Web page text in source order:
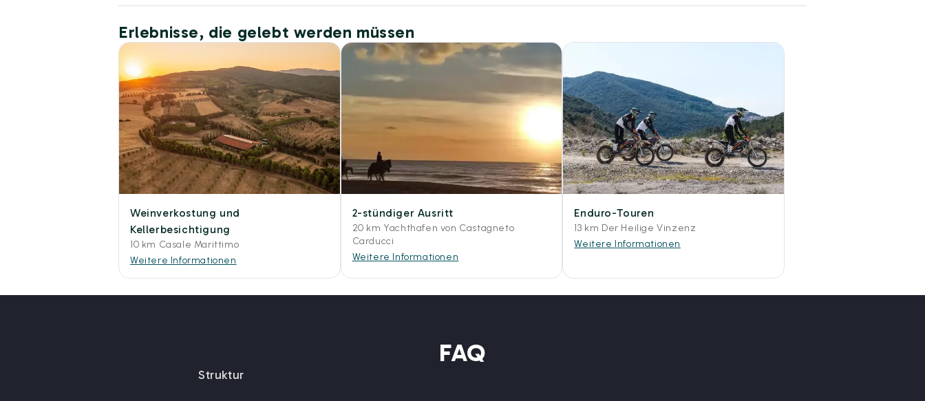
Erlebnisse, die gelebt werden müssen
Weinverkostung und
Kellerbesichtigung
10 km Casale Marittimo
Weitere Informationen
2-stündiger Ausritt
20 km Yachthafen von Castagneto
Carducci
Weitere Informationen
Enduro-Touren
13 km Der Heilige Vinzenz
Weitere Informationen
FAQ
Struktur